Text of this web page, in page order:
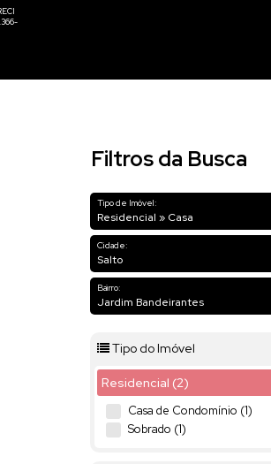
Filtros da Busca
Tipo de Imóvel:
Residencial » Casa
Cidade:
Salto
Bairro:
Jardim Bandeirantes
Tipo do Imóvel
Residencial (2)
Casa de Condomínio (1)
Sobrado (1)